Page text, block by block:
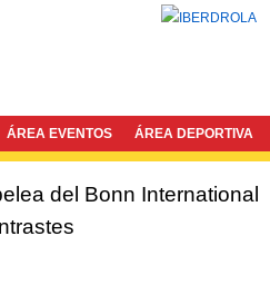
ÁREA EVENTOS ÁREA DEPORTIVA